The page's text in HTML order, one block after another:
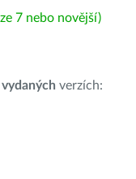
7 nebo novější)
vydaných verzích: